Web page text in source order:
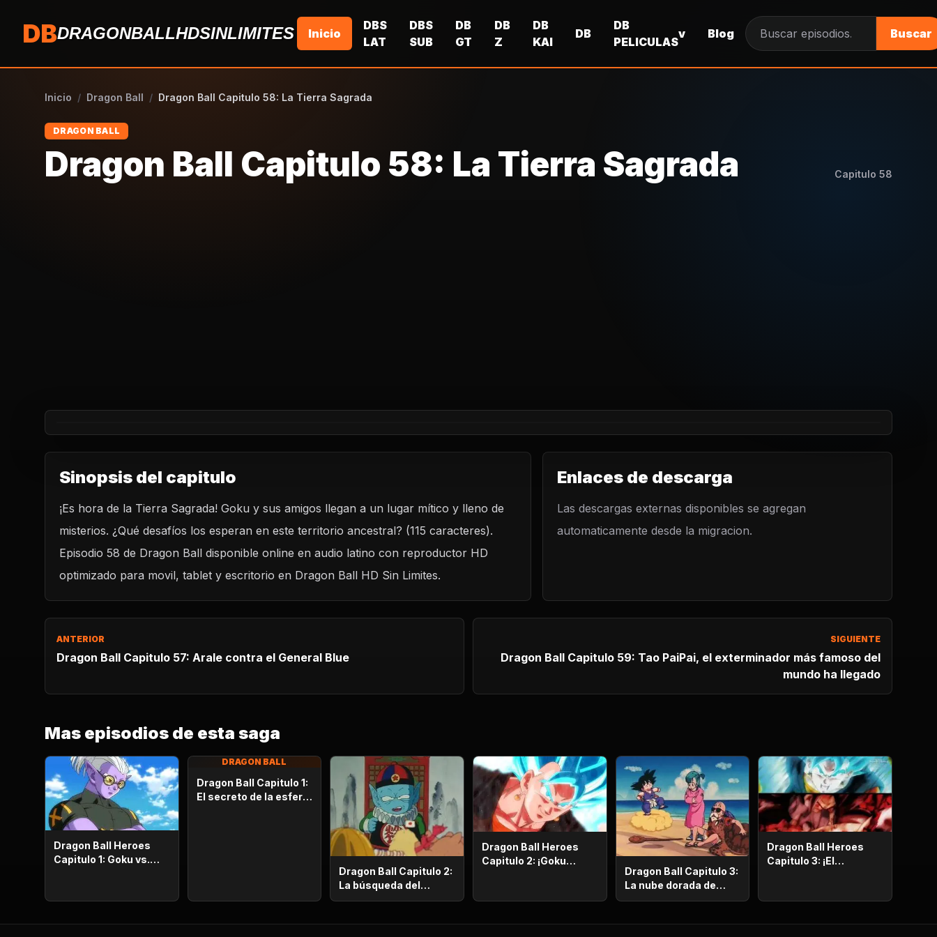
DBDRAGONBALLHDSINLIMITES Inicio
DBS
LAT
DBS
SUB
DB
GT
DB
Z
DB
KAI
DB
DB
PELICULAS
v Blog
Buscar episodios
Buscar
Inicio / Dragon Ball / Dragon Ball Capitulo 58: La Tierra Sagrada
DRAGON BALL
Dragon Ball Capitulo 58: La Tierra Sagrada Capitulo 58
REPRODUCIR CAPITULO
Dragon Ball Capitulo 58: La Tierra Sagrada
CARGAR REPRODUCTOR
Sinopsis del capitulo
¡Es hora de la Tierra Sagrada! Goku y sus amigos llegan a un lugar mítico y lleno de
misterios. ¿Qué desafíos los esperan en este territorio ancestral? (115 caracteres).
Episodio 58 de Dragon Ball disponible online en audio latino con reproductor HD
optimizado para movil, tablet y escritorio en Dragon Ball HD Sin Limites.
Enlaces de descarga
Las descargas externas disponibles se agregan
automaticamente desde la migracion.
ANTERIOR
Dragon Ball Capitulo 57: Arale contra el General Blue
SIGUIENTE
Dragon Ball Capitulo 59: Tao PaiPai, el exterminador más famoso del
mundo ha llegado
Mas episodios de esta saga
Dragon Ball Heroes
Capitulo 1: Goku vs.
la prisión planetaria!
DRAGON BALL
Dragon Ball Capitulo 1:
El secreto de la esfera
Dragon Ball Capitulo 2:
La búsqueda del
emperador
Dragon Ball Heroes
Capitulo 2: ¡Goku
maligno!!
Dragon Ball Capitulo 3:
La nube dorada de
Roshi
Dragon Ball Heroes
Capitulo 3: ¡El
Blue kaioken explota!